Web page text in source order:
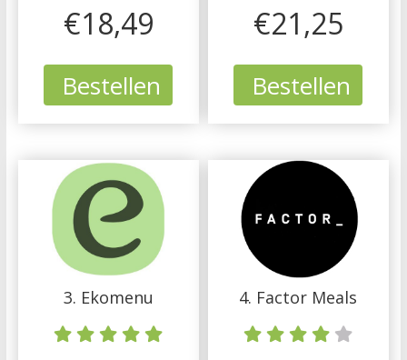
€18,49
Bestellen
€21,25
Bestellen
3. Ekomenu 4. Factor Meals